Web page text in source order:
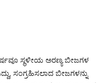
ಸ್ಥಳೀಯ ಅರಣ್ಯ ಬೀಜಗಳ
ಸಂಗ್ರಹಿಸಲಾದ ಬೀಜಗಳನ್ನು